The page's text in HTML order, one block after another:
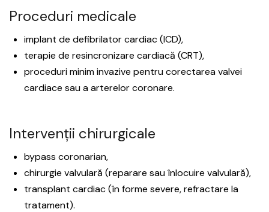
Proceduri medicale
implant de defibrilator cardiac (ICD),
terapie de resincronizare cardiacă (CRT),
proceduri minim invazive pentru corectarea valvei
cardiace sau a arterelor coronare.
Intervenții chirurgicale
bypass coronarian,
chirurgie valvulară (reparare sau înlocuire valvulară),
transplant cardiac (în forme severe, refractare la
tratament).